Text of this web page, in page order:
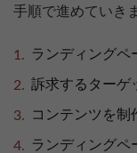
手順で進めていき
ランディングペ
訴求するターゲ
コンテンツを制
ランディングペ